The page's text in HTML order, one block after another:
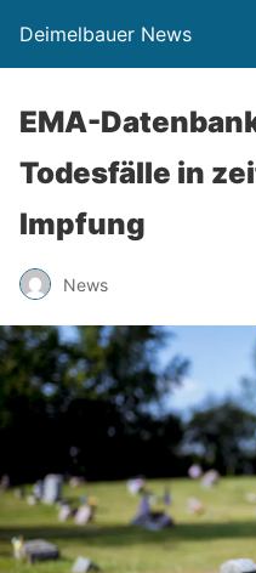
Deimelbauer News
EMA-
Todesfälle in
Impfung
News